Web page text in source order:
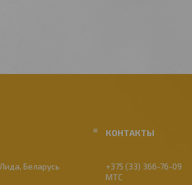
Беларусь
+375 (33) 366-76-09
МТС